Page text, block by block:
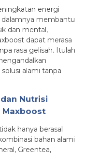
energi
membantu
dan mental,
dapat merasa
rasa gelisah. Itulah
alami tanpa
Nutrisi
Maxboost
hanya berasal
bahan alami
Greentea,